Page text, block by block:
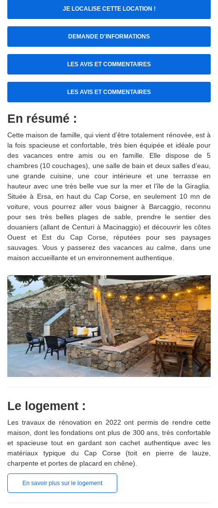
JE LOCALISE CETTE LOCATION !
DEMANDE D'INFORMATIONS
LES AVIS ET COMMENTAIRES
LES AVIS ET COMMENTAIRES
En résumé :
Cette maison de famille, qui vient d’être totalement rénovée, est à
la fois spacieuse et confortable, très bien équipée et idéale pour
des vacances entre amis ou en famille. Elle dispose de 5
chambres (10 couchages), une salle de bain et deux salles d’eau,
une grande cuisine, une cour intérieure et une terrasse en
hauteur avec une très belle vue sur la mer et l’île de la Giraglia.
Située à Ersa, en haut du Cap Corse, en seulement 10 mn de
voiture, vous pourrez aller vous baigner à Barcaggio, reconnu
pour ses très belles plages de sable, prendre le sentier des
douaniers (allant de Centuri à Macinaggio) et découvrir les côtes
Ouest et Est du Cap Corse, réputées pour ses paysages
sauvages. Vous y passerez des vacances au calme, dans une
maison accueillante et un environnement authentique.
Le logement :
Les travaux de rénovation en 2022 ont permis de rendre cette
maison, dont les fondations ont plus de 300 ans, très confortable
et spacieuse tout en gardant son cachet authentique avec les
matériaux typique du Cap Corse (toit en pierre de lauze,
charpente et portes de placard en chêne).
En savoir plus sur le logement